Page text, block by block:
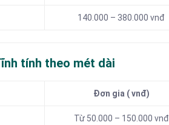
140.000 – 380.000 vnđ
tính theo mét dài
Đơn gia ( vnđ)
Từ 50.000 – 150.000 vnđ